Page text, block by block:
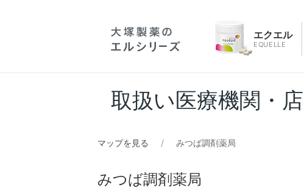
エクエル
EQUELLE
取扱い医療機関・
マップを見る みつば調剤薬局
みつば調剤薬局